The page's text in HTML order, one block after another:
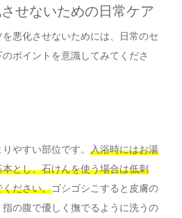
せないための日常ケア
悪化させないためには、日常のセ
ポイントを意識してみてくださ
やすい部位です。 入浴時にはお湯
とし、石けんを使う場合は低刺
ください。ゴシゴシこすると皮膚の
の腹で優しく撫でるように洗うの